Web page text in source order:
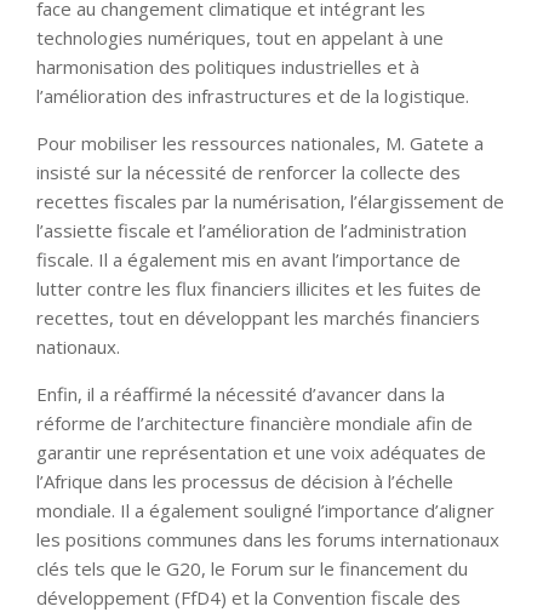
face au changement climatique et intégrant les
technologies numériques, tout en appelant à une
harmonisation des politiques industrielles et à
l’amélioration des infrastructures et de la logistique.
Pour mobiliser les ressources nationales, M. Gatete a
insisté sur la nécessité de renforcer la collecte des
recettes fiscales par la numérisation, l’élargissement de
l’assiette fiscale et l’amélioration de l’administration
fiscale. Il a également mis en avant l’importance de
lutter contre les flux financiers illicites et les fuites de
recettes, tout en développant les marchés financiers
nationaux.
Enfin, il a réaffirmé la nécessité d’avancer dans la
réforme de l’architecture financière mondiale afin de
garantir une représentation et une voix adéquates de
l’Afrique dans les processus de décision à l’échelle
mondiale. Il a également souligné l’importance d’aligner
les positions communes dans les forums internationaux
clés tels que le G20, le Forum sur le financement du
développement (FfD4) et la Convention fiscale des